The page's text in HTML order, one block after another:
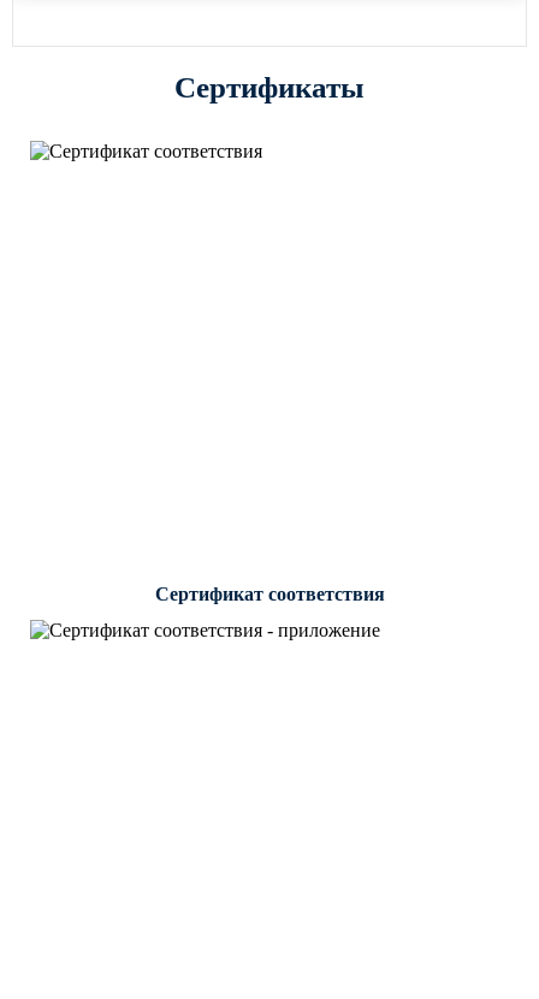
Сертификаты
Сертификат соответствия